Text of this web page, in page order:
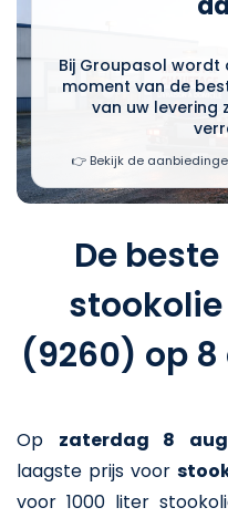
Bij Groupasol
moment van de
van uw levering
👉 Bekijk de
De
(9260) op
Op zaterdag 8
laagste prijs voor
voor 1000 liter